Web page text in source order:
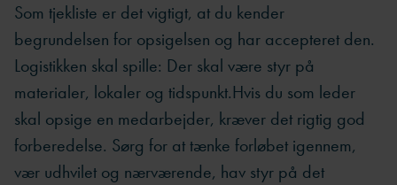
Som tjekliste er det vigtigt, at du kender
begrundelsen for opsigelsen og har accepteret den.
Logistikken skal spille: Der skal være styr på
materialer, lokaler og tidspunkt.Hvis du som leder
skal opsige en medarbejder, kræver det rigtig god
forberedelse. Sørg for at tænke forløbet igennem,
vær udhvilet og nærværende, hav styr på det